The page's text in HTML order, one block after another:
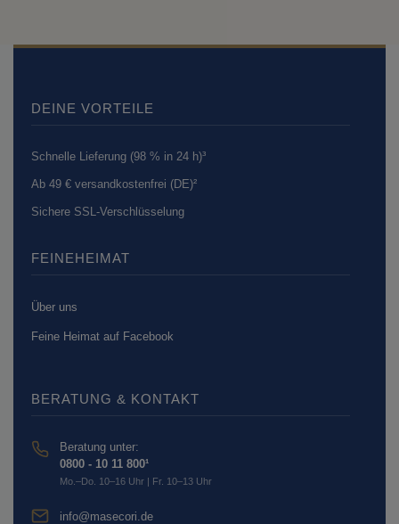
DEINE VORTEILE
Schnelle Lieferung (98 % in 24 h)³
Ab 49 € versandkostenfrei (DE)²
Sichere SSL-Verschlüsselung
FEINEHEIMAT
Über uns
Feine Heimat auf Facebook
BERATUNG & KONTAKT
Beratung unter:
0800 - 10 11 800¹
Mo.–Do. 10–16 Uhr | Fr. 10–13 Uhr
info@masecori.de